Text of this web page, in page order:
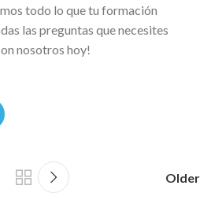
todo lo que tu formación
las preguntas que necesites
nosotros hoy!
Older